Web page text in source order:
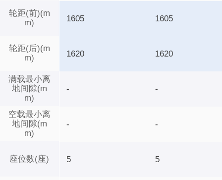
轮距(前)(m
m)
轮距(后)(m
m)
满载最小离
地间隙(m
m)
空载最小离
地间隙(m
m)
座位数(座)
1605 1605
1620 1620
- -
- -
5 5